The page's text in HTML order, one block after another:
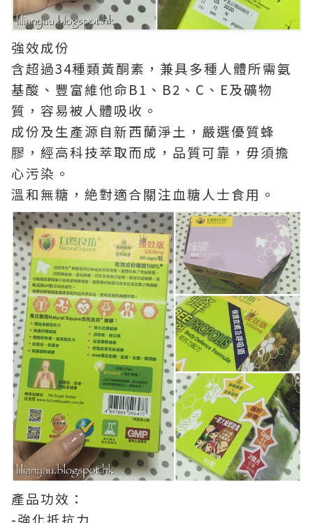
強效成份
含超過34種類黃酮素，兼具多種人體所需氨
基酸、豐富維他命B1、B2、C、E及礦物
質，容易被人體吸收。
成份及生產源自新西蘭淨土，嚴選優質蜂
膠，經高科技萃取而成，品質可靠，毋須擔
心污染。
溫和無糖，絶對適合關注血糖人士食用。
產品功效：
-強化抵抗力